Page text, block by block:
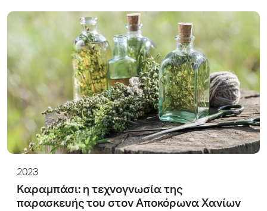
2023
Καραμπάσι: η τεχνογνωσία της
παρασκευής του στον Αποκόρωνα Χανίων